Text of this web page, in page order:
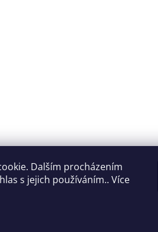
Dalším procházením
s jejich používáním.. Více